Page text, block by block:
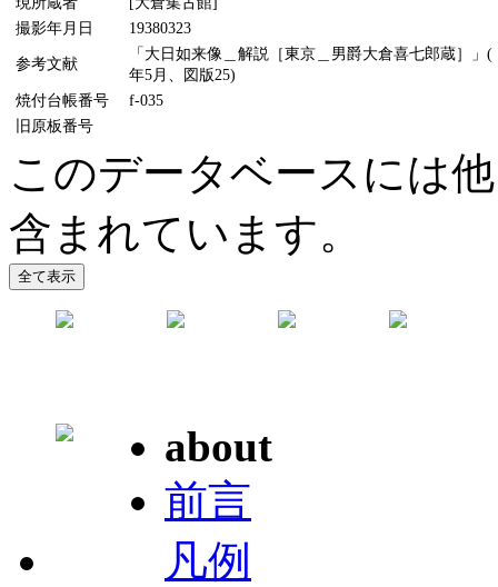
撮影年月日
19380323
参考文献
「大日如来像＿解説［東京＿男爵大倉喜七郎蔵］
年5月、図版25)
焼付台帳番号
f-035
旧原板番号
このデータベースには
含まれています。
about
前言
凡例